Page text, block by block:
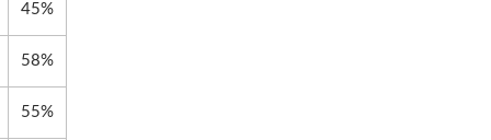
45%
58%
55%